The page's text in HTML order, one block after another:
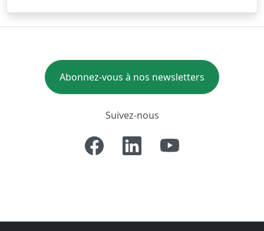
Abonnez-vous à nos newsletters
Suivez-nous